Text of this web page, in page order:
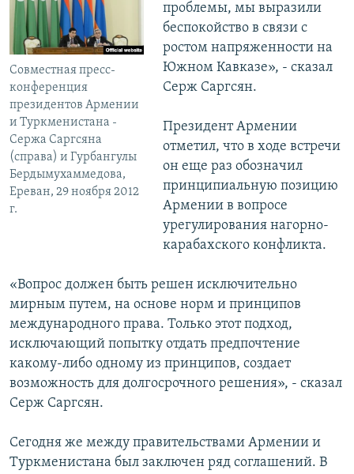
Совместная пресс-
конференция
президентов Армении
и Туркменистана -
Сержа Саргсяна
(справа) и Гурбангулы
Бердымухаммедова,
Ереван, 29 ноября 2012
г.
проблемы, мы выразили
беспокойство в связи с
ростом напряженности на
Южном Кавказе», - сказал
Серж Саргсян.
Президент Армении
отметил, что в ходе встречи
он еще раз обозначил
принципиальную позицию
Армении в вопросе
урегулирования нагорно-
карабахского конфликта.
«Вопрос должен быть решен исключительно
мирным путем, на основе норм и принципов
международного права. Только этот подход,
исключающий попытку отдать предпочтение
какому-либо одному из принципов, создает
возможность для долгосрочного решения», - сказал
Серж Саргсян.
Сегодня же между правительствами Армении и
Туркменистана был заключен ряд соглашений. В